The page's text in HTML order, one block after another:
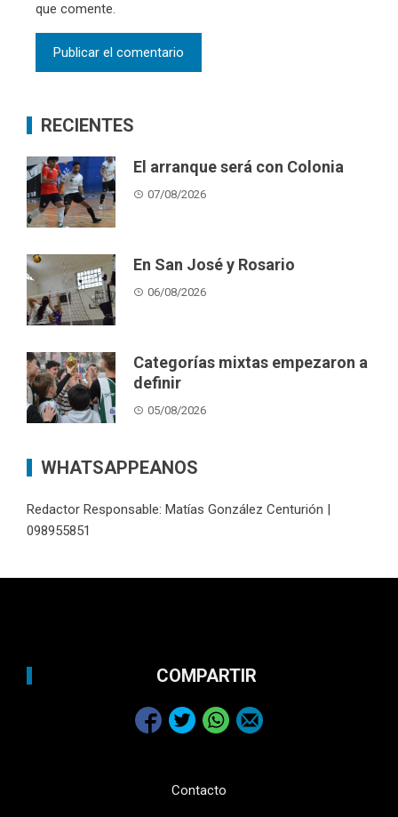
que comente.
RECIENTES
El arranque será con Colonia
07/08/2026
En San José y Rosario
06/08/2026
Categorías mixtas empezaron a
definir
05/08/2026
WHATSAPPEANOS
Redactor Responsable: Matías González Centurión |
098955851
COMPARTIR
Contacto